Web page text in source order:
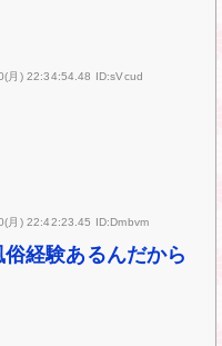
月) 22:34:54.48 ID:sVcud
月) 22:42:23.45 ID:Dmbvm
経験あるんだから